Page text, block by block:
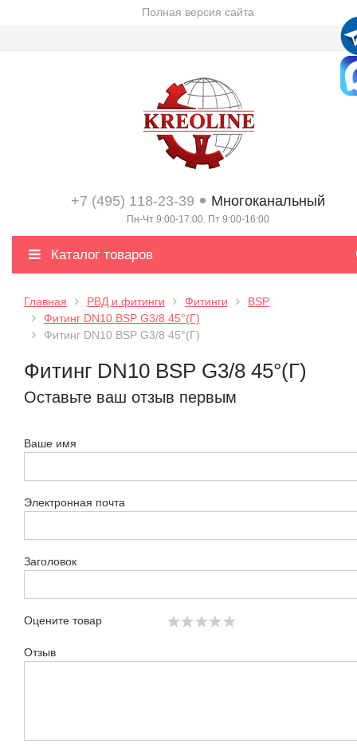
Полная версия сайта
+7 (495) 118-23-39 Многоканальный
Пн-Чт 9:00-17:00. Пт 9:00-16:00
Каталог товаров
Главная РВД и фитинги Фитинги
BSP
Фитинг DN10 BSP G3/8 45°(Г)
Фитинг DN10 BSP G3/8 45°(Г)
Фитинг DN10 BSP G3/8 45°(Г)
Оставьте ваш отзыв первым
Ваше имя
Электронная почта
Заголовок
Оцените товар
Отзыв